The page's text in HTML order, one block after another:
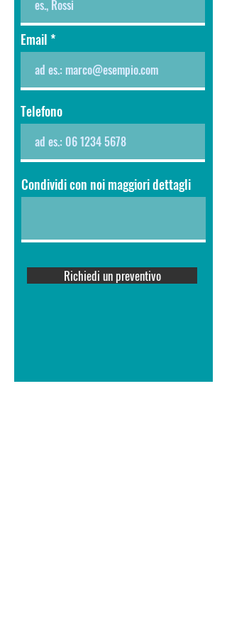
Email
Telefono
Condividi con noi maggiori dettagli
Richiedi un preventivo